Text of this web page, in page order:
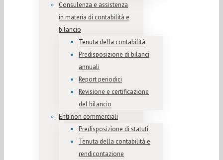
Consulenza e assistenza
in materia di contabilità e
bilancio
Tenuta della contabilità
Predisposizione di bilanci
annuali
Report periodici
Revisione e certificazione
del bilancio
Enti non commerciali
Predisposizione di statuti
Tenuta della contabilità e
rendicontazione